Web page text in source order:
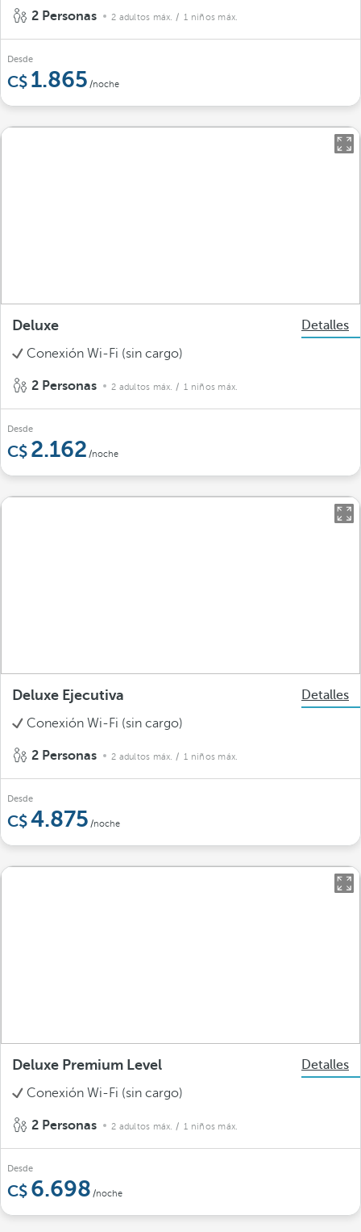
2 Personas 2 adultos máx. / 1 niños máx.
Desde
1.865 /noche
Deluxe
Detalles
Conexión Wi-Fi (sin cargo)
2 Personas 2 adultos máx. / 1 niños máx.
Desde
2.162 /noche
Deluxe Ejecutiva
Detalles
Conexión Wi-Fi (sin cargo)
2 Personas 2 adultos máx. / 1 niños máx.
Desde
4.875 /noche
Deluxe Premium Level
Detalles
Conexión Wi-Fi (sin cargo)
2 Personas 2 adultos máx. / 1 niños máx.
Desde
6.698 /noche